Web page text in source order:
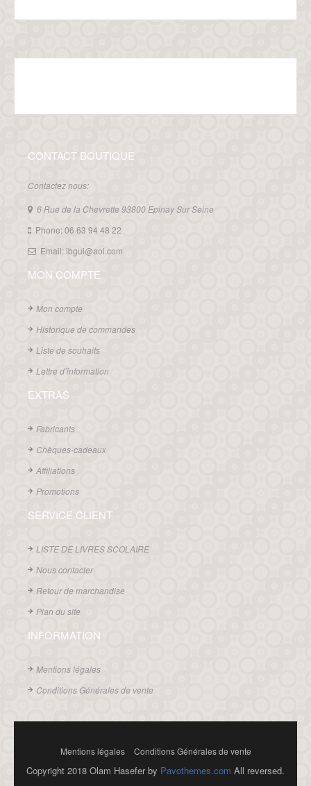
CONTACT BOUTIQUE
Contactez nous:
6 Rue de la Chevrette 93800 Epinay Sur Seine
Phone: 06 63 94 48 22
Email: ibgui@aol.com
MON COMPTE
Mon compte
Historique de commandes
Liste de souhaits
Lettre d’information
EXTRAS
Fabricants
Chèques-cadeaux
Affiliations
Promotions
SERVICE CLIENT
LISTE DE LIVRES SCOLAIRE
Nous contacter
Retour de marchandise
Plan du site
INFORMATION
Mentions légales
Conditions Générales de vente
Mentions légales Conditions Générales de vente
Copyright 2018 Olam Hasefer by Pavothemes.com All reversed.